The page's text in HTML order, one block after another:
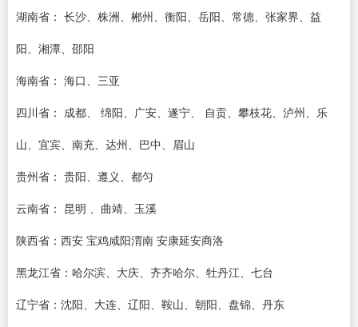
湖南省： 长沙、株洲、郴州、衡阳、岳阳、常德、张家界、益
阳、湘潭、邵阳
海南省： 海口、三亚
四川省： 成都、 绵阳、广安、遂宁、 自贡、攀枝花、泸州、乐
山、宜宾、南充、达州、巴中、眉山
贵州省： 贵阳、遵义、都匀
云南省： 昆明 、曲靖、玉溪
陕西省：西安 宝鸡咸阳渭南 安康延安商洛
黑龙江省：哈尔滨、大庆、齐齐哈尔、牡丹江、七台
辽宁省：沈阳、大连、辽阳、鞍山、朝阳、盘锦、丹东